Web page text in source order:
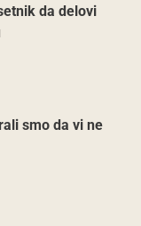
da delovi
smo da vi ne